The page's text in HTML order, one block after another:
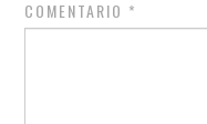
COMENTARIO *